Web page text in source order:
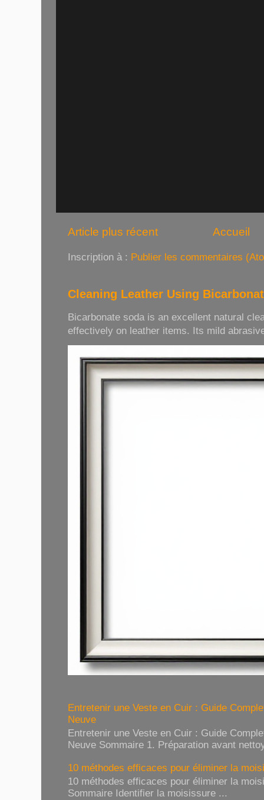
Article plus récent Accueil
Inscription à : Publier les commentaires
Cleaning Leather Using
Bicarbonate soda is an excellent natural
effectively on leather items. Its mild
Entretenir une Veste en Cuir : Guide
Neuve
Entretenir une Veste en Cuir : Guide
Neuve Sommaire 1. Préparation avant
10 méthodes efficaces pour éliminer la
10 méthodes efficaces pour éliminer la
Sommaire Identifier la moisissure ...